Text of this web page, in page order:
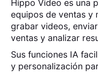
Hippo Video es una
equipos de ventas y
grabar videos,
ventas y analizar
Sus funciones IA
y personalización